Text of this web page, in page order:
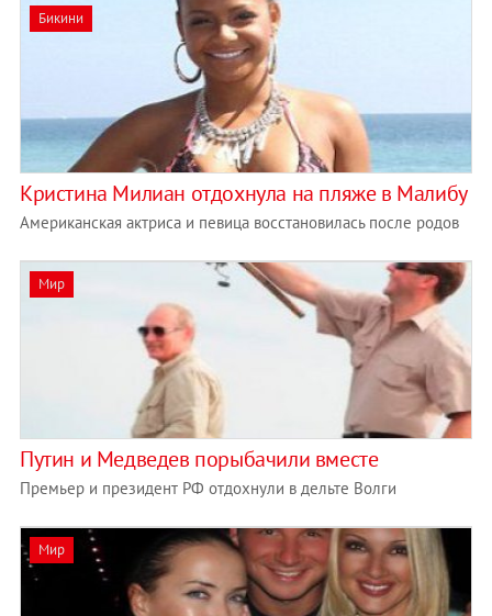
Бикини
Кристина Милиан отдохнула на пляже в Малибу
Американская актриса и певица восстановилась после родов
Мир
Путин и Медведев порыбачили вместе
Премьер и президент РФ отдохнули в дельте Волги
Мир